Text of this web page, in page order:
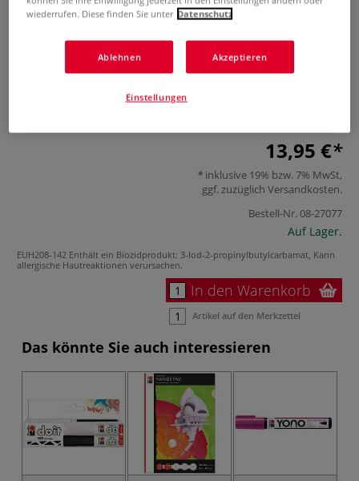
0 Bewertungen
Marabu do it MATT Craft Acrylmarker-Set - bestehend aus 6
Farbtönen mit 2-3 mm Rundspitze. Wasserbasiert und
Mehr
13,95 €
inklusive 19% bzw. 7% MwSt,
ggf. zuzüglich Versandkosten.
Bestell-Nr.08-27077
Auf Lager.
EUH208-142 Enthält ein Biozidprodukt: 3-Iod-2-propinylbutylcarbamat, Kann
allergische Hautreaktionen verursachen.
In den Warenkorb
Artikel auf den Merkzettel
Das könnte Sie auch interessieren
wiederrufen. Diese finden Sie unter Datenschutz
Ablehnen Akzeptieren
Einstellungen